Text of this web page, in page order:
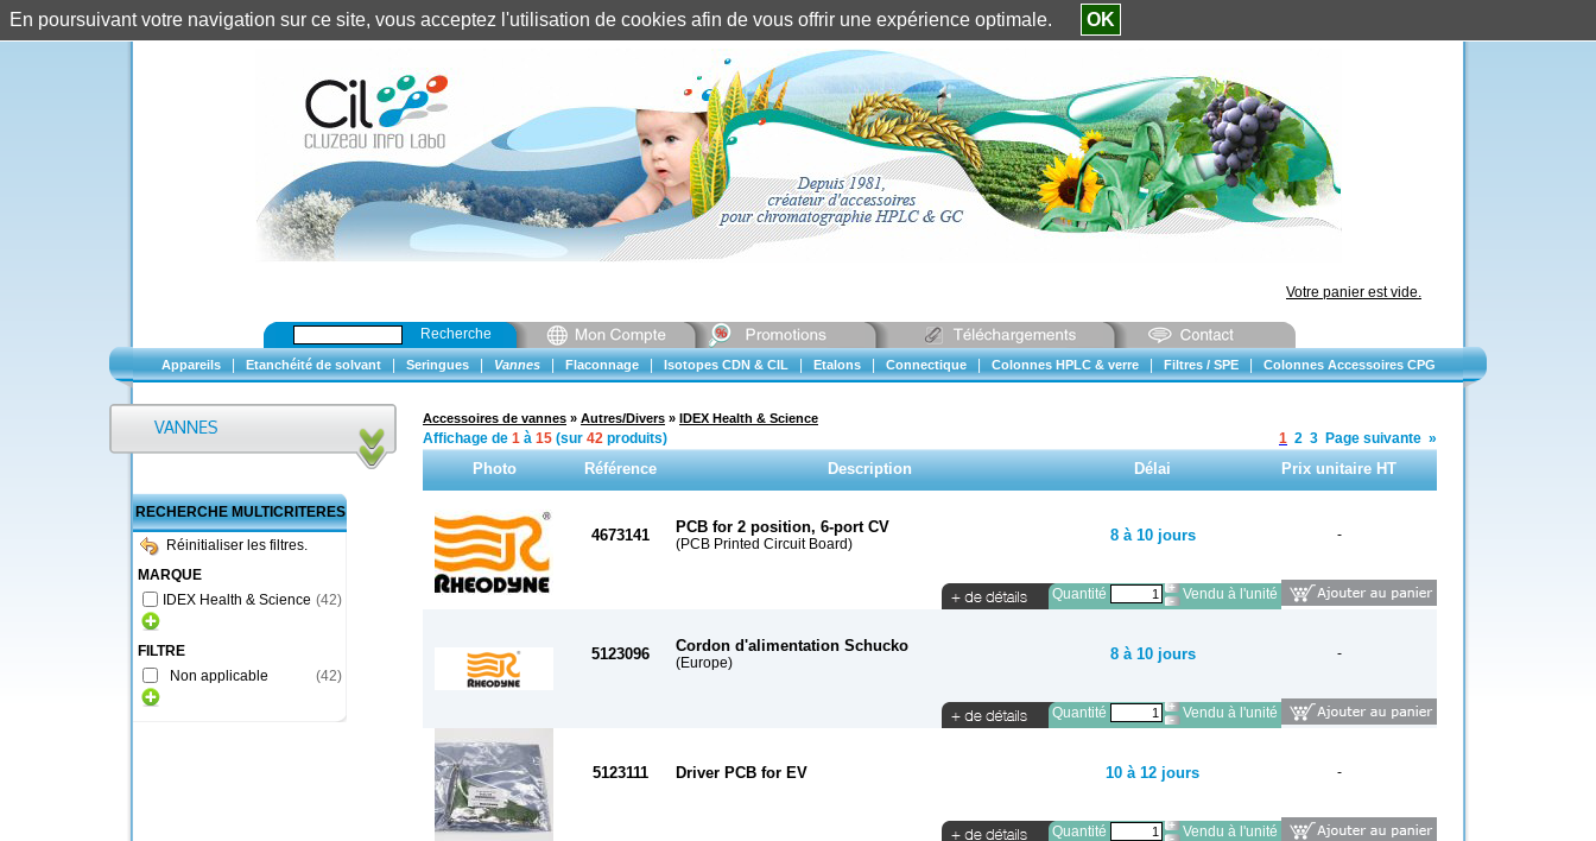
Identification client ||Mon compte
Votre panier est vide.
Recherche
Appareils Etanchéité de solvant Seringues Vannes Flaconnage Isotopes CDN & CIL Etalons Connectique Colonnes HPLC & verre Filtres / SPE Colonnes Accessoires CPG
RECHERCHE MULTICRITERES
Réinitialiser les filtres.
MARQUE
IDEX Health & Science (42)
FILTRE
Non applicable
(42)
Accessoires de vannes » Autres/Divers » IDEX Health & Science
Affichage de 1 à 15 (sur 42 produits) 1 2 3 Page suivante »
Photo Référence Description Délai Prix unitaire HT
4673141 PCB for 2 position, 6-port CV
(PCB Printed Circuit Board) 8 à 10 jours -
Quantité Vendu à l'unité
5123096 Cordon d'alimentation Schucko
(Europe) 8 à 10 jours -
Quantité Vendu à l'unité
5123111 Driver PCB for EV 10 à 12 jours -
Quantité Vendu à l'unité
En poursuivant votre navigation sur ce site, vous acceptez l'utilisation de cookies afin de vous offrir une expérience optimale. OK